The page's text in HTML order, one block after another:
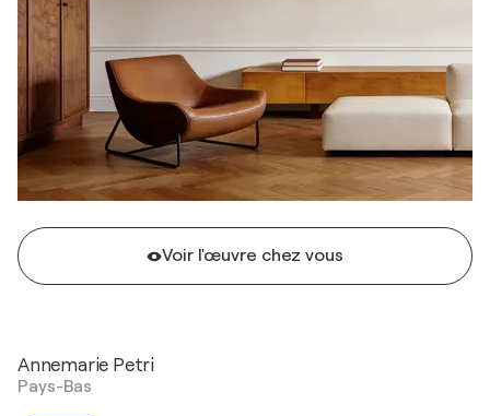
Voir l'œuvre chez vous
Annemarie Petri
Pays-Bas